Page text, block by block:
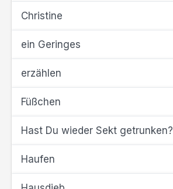
Christine
ein Geringes
erzählen
Füßchen
Hast Du wieder Sekt getrunken?
Haufen